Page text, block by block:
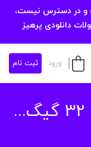
و در دسترس نیست،
دانلودی پرهیز
ورود ثبت نام